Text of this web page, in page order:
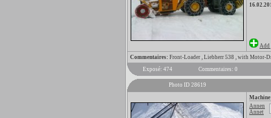
Add
Commentaires: Front-Loader , Liebherr 538 , with Motor-
Exposé: 474
Commentaires: 0
Photo ID 28619
Annen
Annet